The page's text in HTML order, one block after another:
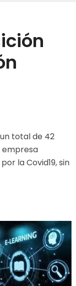
total de 42
empresa
la Covid19, sin